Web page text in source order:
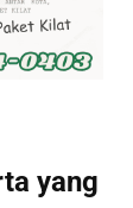
yang